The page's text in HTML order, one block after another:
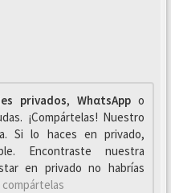
privados, WhαtsAppo
¡Compártelas! Nuestro
Si lo haces en privado,
Encontraste nuestra
en privado no habrías